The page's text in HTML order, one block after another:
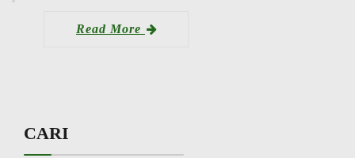
Read More
CARI